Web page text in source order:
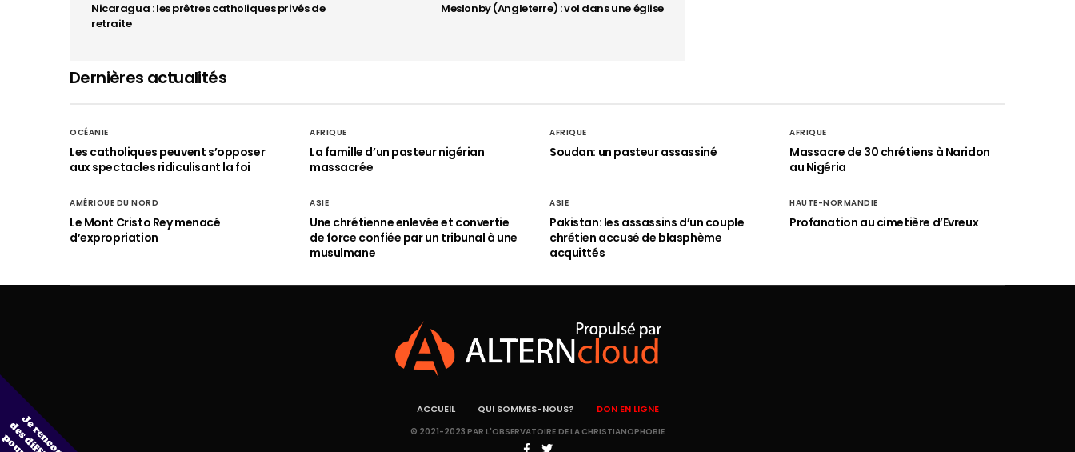
Nicaragua : les prêtres catholiques privés de
retraite
Meslonby (Angleterre) : vol dans une église
Dernières actualités
OCÉANIE
Les catholiques peuvent s’opposer
aux spectacles ridiculisant la foi
AFRIQUE
La famille d’un pasteur nigérian
massacrée
AFRIQUE
Soudan: un pasteur assassiné
AFRIQUE
Massacre de 30 chrétiens à Naridon
au Nigéria
AMÉRIQUE DU NORD
Le Mont Cristo Rey menacé
d’expropriation
ASIE
Une chrétienne enlevée et convertie
de force confiée par un tribunal à une
musulmane
ASIE
Pakistan: les assassins d’un couple
chrétien accusé de blasphème
acquittés
HAUTE-NORMANDIE
Profanation au cimetière d’Evreux
ACCUEIL QUI SOMMES-NOUS? DON EN LIGNE
© 2021-2023 PAR L'OBSERVATOIRE DE LA CHRISTIANOPHOBIE